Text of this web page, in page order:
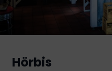
Hörbis